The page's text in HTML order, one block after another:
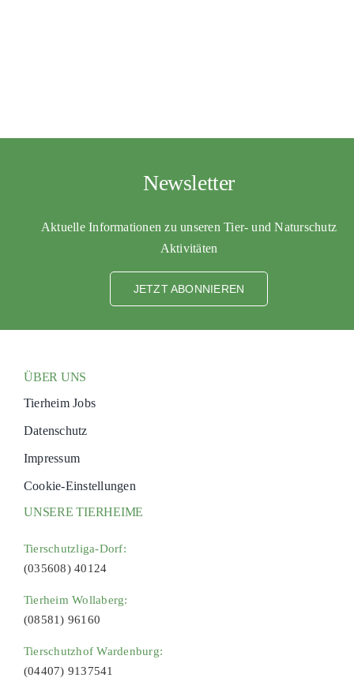
Newsletter
Aktuelle Informationen zu unseren Tier- und Naturschutz
Aktivitäten
JETZT ABONNIEREN
ÜBER UNS
Tierheim Jobs
Datenschutz
Impressum
Cookie-Einstellungen
UNSERE TIERHEIME
Tierschutzliga-Dorf:
(035608) 40124
Tierheim Wollaberg:
(08581) 96160
Tierschutzhof Wardenburg:
(04407) 9137541